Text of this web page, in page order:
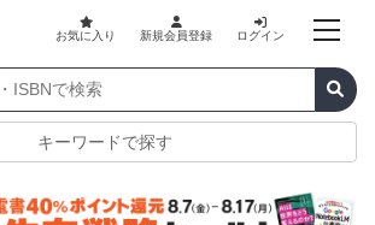
お気に入り 新規会員登録 ログイン
キーワードで探す